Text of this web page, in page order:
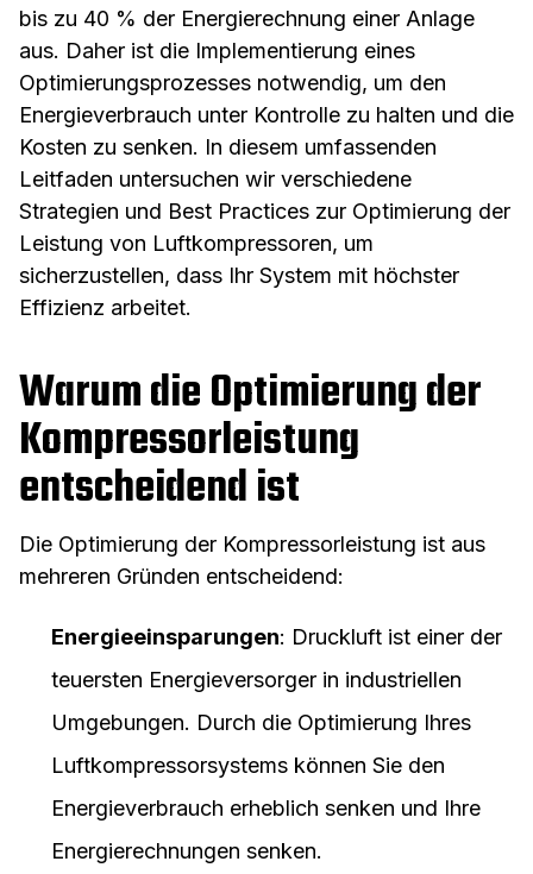
bis zu 40 % der Energierechnung einer Anlage
aus. Daher ist die Implementierung eines
Optimierungsprozesses notwendig, um den
Energieverbrauch unter Kontrolle zu halten und die
Kosten zu senken. In diesem umfassenden
Leitfaden untersuchen wir verschiedene
Strategien und Best Practices zur Optimierung der
Leistung von Luftkompressoren, um
sicherzustellen, dass Ihr System mit höchster
Effizienz arbeitet.
Warum die Optimierung der
Kompressorleistung
entscheidend ist
Die Optimierung der Kompressorleistung ist aus
mehreren Gründen entscheidend:
Energieeinsparungen: Druckluft ist einer der
teuersten Energieversorger in industriellen
Umgebungen. Durch die Optimierung Ihres
Luftkompressorsystems können Sie den
Energieverbrauch erheblich senken und Ihre
Energierechnungen senken.